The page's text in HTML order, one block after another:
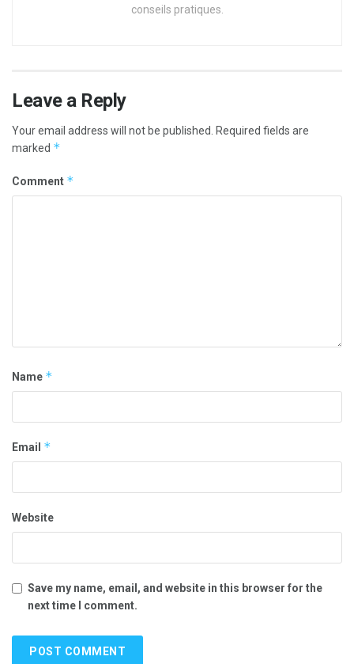
conseils pratiques.
Leave a Reply
Your email address will not be published.
Required fields are
marked *
Comment *
Name *
Email *
Website
Save my name, email, and website in this browser for the
next time I comment.